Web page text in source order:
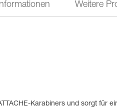
Weitere
Karabiners und sorgt für